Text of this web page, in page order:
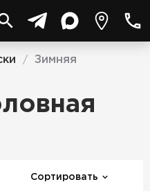
/ Зимняя
Сортировать